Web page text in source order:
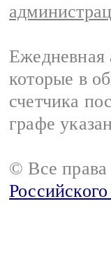
Ежедневная
которые в
счетчика
графе
© Все